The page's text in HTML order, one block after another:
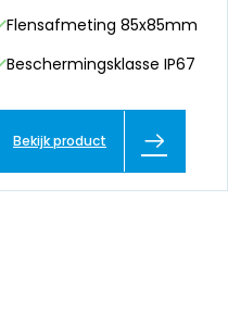
Flensafmeting 85x85mm
Beschermingsklasse IP67
Bekijk product